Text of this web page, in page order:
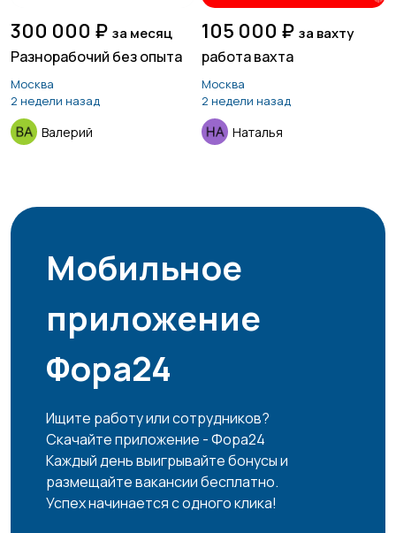
300 000 ₽ за месяц
Разнорабочий без опыта
Москва
2 недели назад
Валерий
105 000 ₽ за вахту
работа вахта
Москва
2 недели назад
Наталья
Мобильное
приложение
Фора24
Ищите работу или сотрудников?
Скачайте приложение - Фора24
Каждый день выигрывайте бонусы и
размещайте вакансии бесплатно.
Успех начинается с одного клика!